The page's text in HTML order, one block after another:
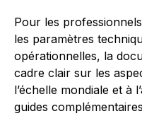
Pour les
les paramètres
opérationnelles, la
cadre clair sur les
l’échelle mondiale et à
guides